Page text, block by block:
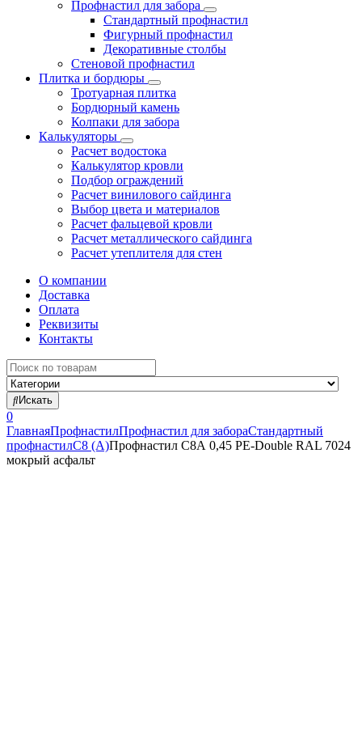
Профнастил для забора
Стандартный профнастил
Фигурный профнастил
Декоративные столбы
Стеновой профнастил
Плитка и бордюры
Тротуарная плитка
Бордюрный камень
Колпаки для забора
Калькуляторы
Расчет водостока
Калькулятор кровли
Подбор ограждений
Расчет винилового сайдинга
Выбор цвета и материалов
Расчет фальцевой кровли
Расчет металлического сайдинга
Расчет утеплителя для стен
О компании
Доставка
Оплата
Реквизиты
Контакты
Search
for:
Искать
0
ГлавнаяПрофнастилПрофнастил для забораСтандартный
профнастилС8 (А)Профнастил С8А 0,45 PE-Double RAL 7024
мокрый асфальт